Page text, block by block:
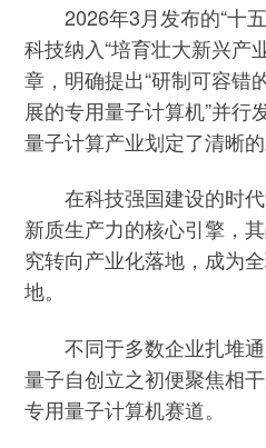
2026年3月发布的“十五
科技纳入“培育壮大新兴产
章，明确提出“研制可容错
展的专用量子计算机”并行
量子计算产业划定了清晰的
在科技强国建设的时代
新质生产力的核心引擎，
究转向产业化落地，成为
地。
不同于多数企业扎堆通
量子自创立之初便聚焦相
专用量子计算机赛道。